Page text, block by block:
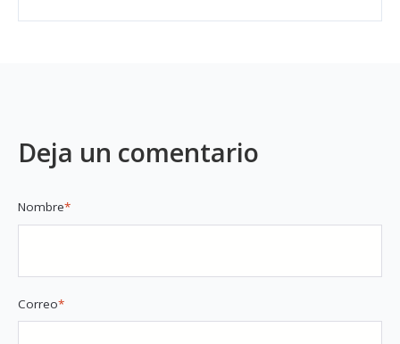
Deja un comentario
Nombre*
Correo*